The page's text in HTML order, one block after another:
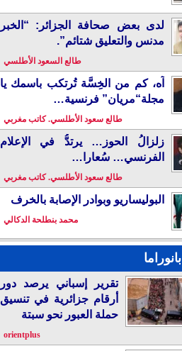
لدى بعض صحافة الجزائر: “الخبر
مدنس والتعليق شتائم”.
طالع السعود الأطلسي
آه، كم من الخِسَّة تُرتكب باسمك يا
مجلة“مريان” فرنسية…
طالع سعود الأطلسي. كاتب مغربي
زلزالُ الحوز… يرتدُّ في الإعلام
الفرنسي… سُعارا…
طالع سعود الأطلسي. كاتب مغربي
البوليساريو وبوادر الإصابة بالخرف
محمد بنطلحة الدكالي
بانوراما
تقرير إسباني يرصد دور
أرقام جزائرية في تنسيق
حملة العبور نحو سبتة
orientplus